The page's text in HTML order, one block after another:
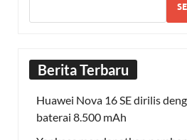
Berita Terbaru
Huawei Nova 16 SE dirilis
baterai 8.500 mAh